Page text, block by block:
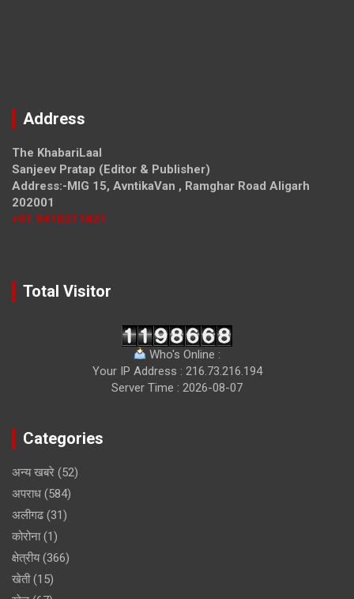
Address
The KhabariLaal
Sanjeev Pratap (Editor & Publisher)
Address:-MIG 15, AvntikaVan , Ramghar Road Aligarh
202001
+91 9410211821
Total Visitor
Who's Online :
Your IP Address : 216.73.216.194
Server Time : 2026-08-07
Categories
अन्य खबरे (52)
अपराध (584)
अलीगढ(31)
कोरोना(1)
क्षेत्रीय(366)
खेती(15)